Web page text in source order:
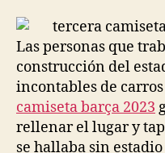
entrada
Las personas que
construcción del
incontables de
camiseta barça 2023
rellenar el lugar y
se hallaba sin